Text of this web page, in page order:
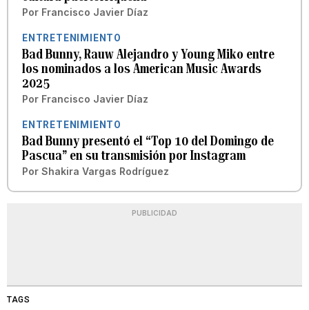
Por Francisco Javier Díaz
ENTRETENIMIENTO
Bad Bunny, Rauw Alejandro y Young Miko entre
los nominados a los American Music Awards
2025
Por Francisco Javier Díaz
ENTRETENIMIENTO
Bad Bunny presentó el “Top 10 del Domingo de
Pascua” en su transmisión por Instagram
Por Shakira Vargas Rodríguez
PUBLICIDAD
TAGS